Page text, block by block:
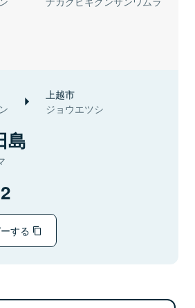
上越市
ジョウエツシ
島
する